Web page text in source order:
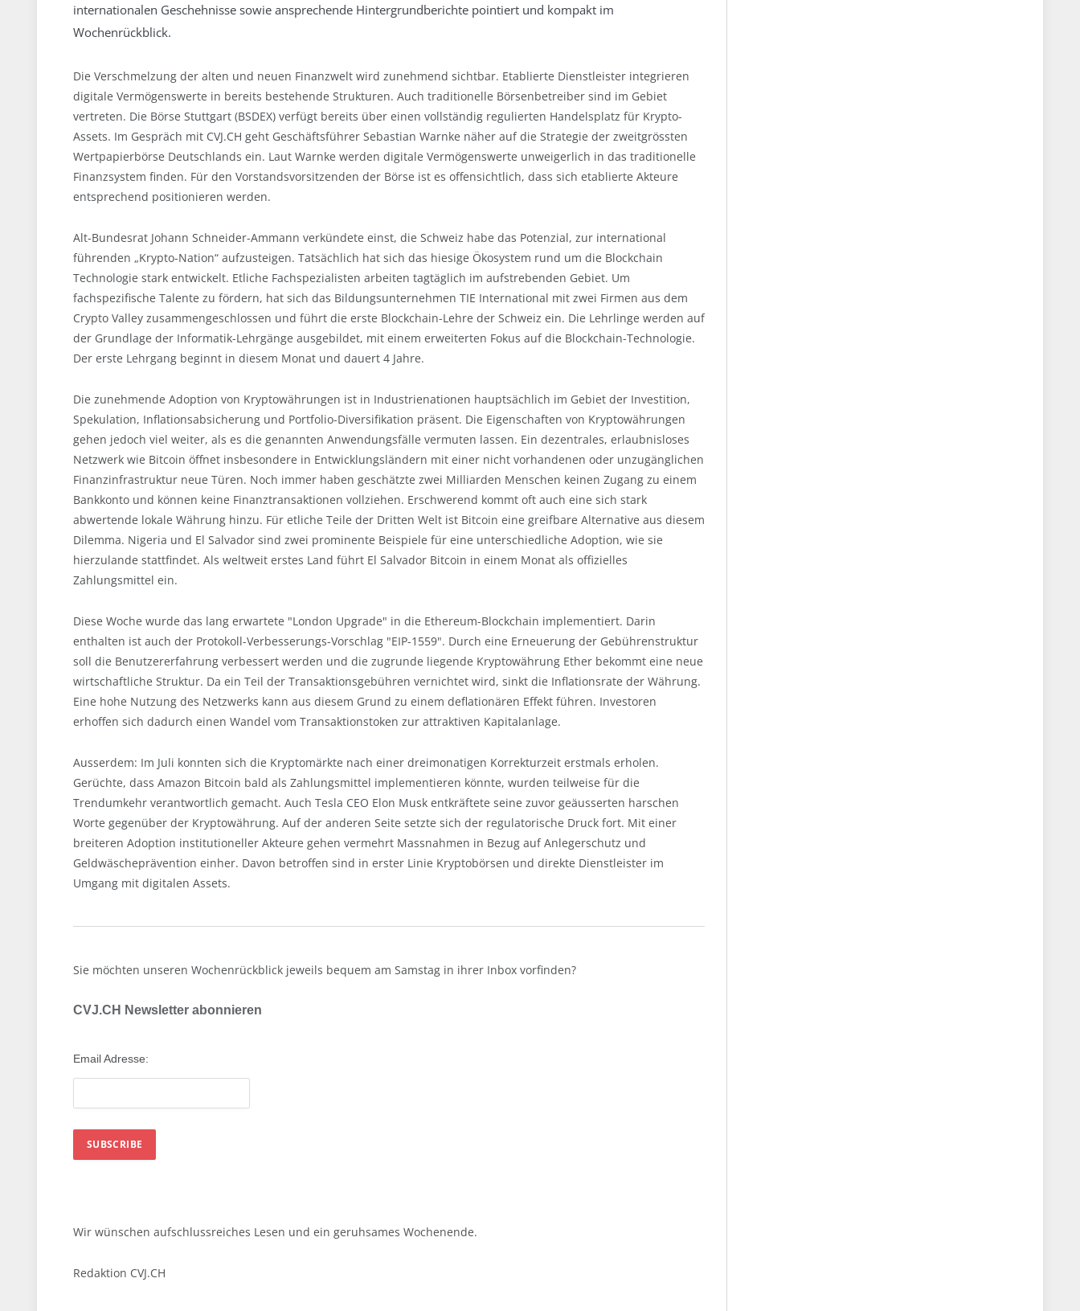
internationalen Geschehnisse sowie ansprechende Hintergrundberichte pointiert und kompakt im
Wochenrückblick.
Die Verschmelzung der alten und neuen Finanzwelt wird zunehmend sichtbar. Etablierte Dienstleister integrieren
digitale Vermögenswerte in bereits bestehende Strukturen. Auch traditionelle Börsenbetreiber sind im Gebiet
vertreten. Die Börse Stuttgart (BSDEX) verfügt bereits über einen vollständig regulierten Handelsplatz für Krypto-
Assets. Im Gespräch mit CVJ.CH geht Geschäftsführer Sebastian Warnke näher auf die Strategie der zweitgrössten
Wertpapierbörse Deutschlands ein. Laut Warnke werden digitale Vermögenswerte unweigerlich in das traditionelle
Finanzsystem finden. Für den Vorstandsvorsitzenden der Börse ist es offensichtlich, dass sich etablierte Akteure
entsprechend positionieren werden.
Alt-Bundesrat Johann Schneider-Ammann verkündete einst, die Schweiz habe das Potenzial, zur international
führenden „Krypto-Nation“ aufzusteigen. Tatsächlich hat sich das hiesige Ökosystem rund um die Blockchain
Technologie stark entwickelt. Etliche Fachspezialisten arbeiten tagtäglich im aufstrebenden Gebiet. Um
fachspezifische Talente zu fördern, hat sich das Bildungsunternehmen TIE International mit zwei Firmen aus dem
Crypto Valley zusammengeschlossen und führt die erste Blockchain-Lehre der Schweiz ein. Die Lehrlinge werden auf
der Grundlage der Informatik-Lehrgänge ausgebildet, mit einem erweiterten Fokus auf die Blockchain-Technologie.
Der erste Lehrgang beginnt in diesem Monat und dauert 4 Jahre.
Die zunehmende Adoption von Kryptowährungen ist in Industrienationen hauptsächlich im Gebiet der Investition,
Spekulation, Inflationsabsicherung und Portfolio-Diversifikation präsent. Die Eigenschaften von Kryptowährungen
gehen jedoch viel weiter, als es die genannten Anwendungsfälle vermuten lassen. Ein dezentrales, erlaubnisloses
Netzwerk wie Bitcoin öffnet insbesondere in Entwicklungsländern mit einer nicht vorhandenen oder unzugänglichen
Finanzinfrastruktur neue Türen. Noch immer haben geschätzte zwei Milliarden Menschen keinen Zugang zu einem
Bankkonto und können keine Finanztransaktionen vollziehen. Erschwerend kommt oft auch eine sich stark
abwertende lokale Währung hinzu. Für etliche Teile der Dritten Welt ist Bitcoin eine greifbare Alternative aus diesem
Dilemma. Nigeria und El Salvador sind zwei prominente Beispiele für eine unterschiedliche Adoption, wie sie
hierzulande stattfindet. Als weltweit erstes Land führt El Salvador Bitcoin in einem Monat als offizielles
Zahlungsmittel ein.
Diese Woche wurde das lang erwartete "London Upgrade" in die Ethereum-Blockchain implementiert. Darin
enthalten ist auch der Protokoll-Verbesserungs-Vorschlag "EIP-1559". Durch eine Erneuerung der Gebührenstruktur
soll die Benutzererfahrung verbessert werden und die zugrunde liegende Kryptowährung Ether bekommt eine neue
wirtschaftliche Struktur. Da ein Teil der Transaktionsgebühren vernichtet wird, sinkt die Inflationsrate der Währung.
Eine hohe Nutzung des Netzwerks kann aus diesem Grund zu einem deflationären Effekt führen. Investoren
erhoffen sich dadurch einen Wandel vom Transaktionstoken zur attraktiven Kapitalanlage.
Ausserdem: Im Juli konnten sich die Kryptomärkte nach einer dreimonatigen Korrekturzeit erstmals erholen.
Gerüchte, dass Amazon Bitcoin bald als Zahlungsmittel implementieren könnte, wurden teilweise für die
Trendumkehr verantwortlich gemacht. Auch Tesla CEO Elon Musk entkräftete seine zuvor geäusserten harschen
Worte gegenüber der Kryptowährung. Auf der anderen Seite setzte sich der regulatorische Druck fort. Mit einer
breiteren Adoption institutioneller Akteure gehen vermehrt Massnahmen in Bezug auf Anlegerschutz und
Geldwäscheprävention einher. Davon betroffen sind in erster Linie Kryptobörsen und direkte Dienstleister im
Umgang mit digitalen Assets.
Sie möchten unseren Wochenrückblick jeweils bequem am Samstag in ihrer Inbox vorfinden?
CVJ.CH Newsletter abonnieren
Email Adresse:
Wir wünschen aufschlussreiches Lesen und ein geruhsames Wochenende.
Redaktion CVJ.CH